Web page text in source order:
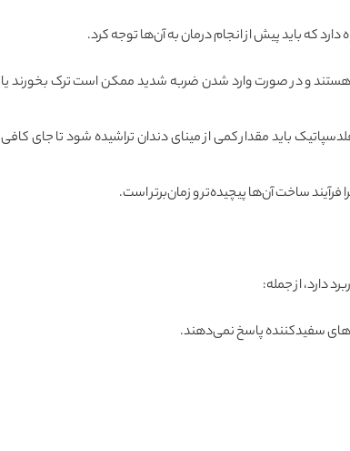
که باید پیش از انجام درمان به آن‌ها توجه کرد.
هستند و در صورت وارد شدن ضربه شدید ممکن است ترک بخورند یا
باید مقدار کمی از مینای دندان تراشیده شود تا جای کافی
فرآیند ساخت آن‌ها پیچیده‌تر و زمان‌برتر است.
دارد، از جمله:
سفیدکننده پاسخ نمی‌دهند.